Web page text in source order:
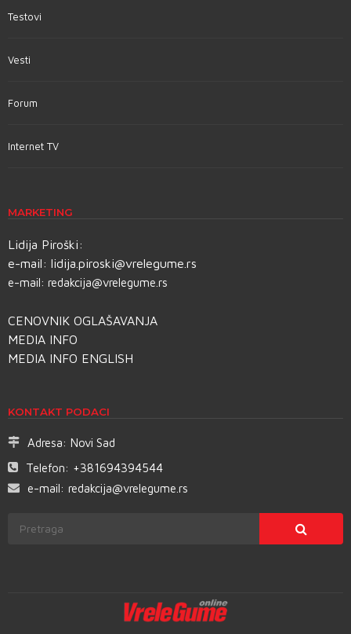
Testovi
Vesti
Forum
Internet TV
MARKETING
Lidija Piroški:
e-mail: lidija.piroski@vrelegume.rs
e-mail: redakcija@vrelegume.rs
CENOVNIK OGLAŠAVANJA
MEDIA INFO
MEDIA INFO ENGLISH
KONTAKT PODACI
Adresa: Novi Sad
Telefon: +381694394544
e-mail: redakcija@vrelegume.rs